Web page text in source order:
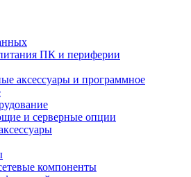
ПК и периферии
аксессуары и программное
и серверные опции
компоненты